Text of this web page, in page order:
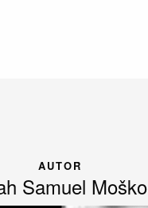
AUTOR
Samuel Moško